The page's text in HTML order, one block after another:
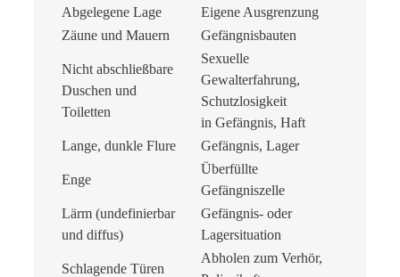
Abgelegene Lage
Eigene Ausgrenzung
Zäune und Mauern
Gefängnisbauten
Nicht abschließbare
Duschen und
Toiletten
Sexuelle
Gewalterfahrung,
Schutzlosigkeit
in Gefängnis, Haft
Lange, dunkle Flure
Gefängnis, Lager
Enge
Überfüllte
Gefängniszelle
Lärm (undefinierbar
und diffus)
Gefängnis- oder
Lagersituation
Schlagende Türen
Abholen zum Verhör,